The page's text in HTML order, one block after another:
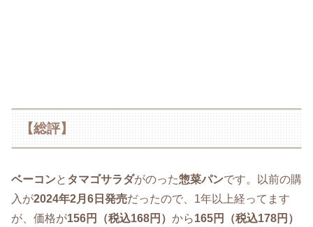
【総評】
ベーコンと タマゴサラダがのった惣菜パンです。以前の購
入が2024年2月6日発売だったので、1年以上経ってます
が、価格が156円（税込168円） から165円（税込178円）